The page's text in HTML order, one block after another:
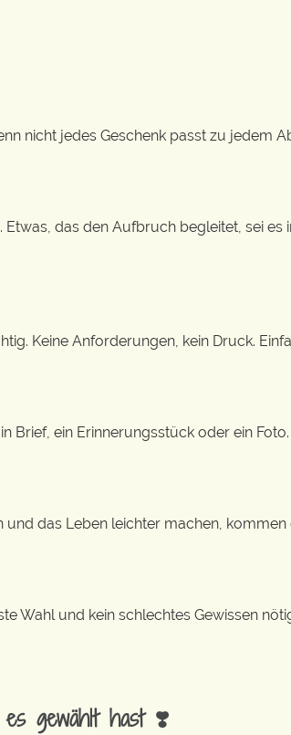
nicht jedes Geschenk passt zu jedem
das den Aufbruch begleitet, sei es
Keine Anforderungen, kein Druck.
Brief, ein Erinnerungsstück oder ein Foto.
das Leben leichter machen, kommen
und kein schlechtes Gewissen
es gewählt hast ❣️